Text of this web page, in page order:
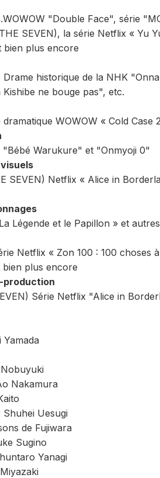
"Double Face", série
SEVEN), la série Netflix « Yu
bien plus encore
Drame historique de la NHK
ne bouge pas", etc.
WOWOW « Cold
Warukure" et "Onmyoji 0"
SEVEN) Netflix « Alice in
Légende et le Papillon » et autres
Netflix « Zon 100 : 100 choses
bien plus encore
production
Série Netflix "Alice in
Yamada
Nakamura
Uesugi
de Fujiwara
Sugino
Yanagi